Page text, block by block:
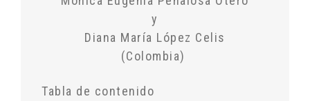
y
Diana María López Celis
(Colombia)
Tabla de contenido